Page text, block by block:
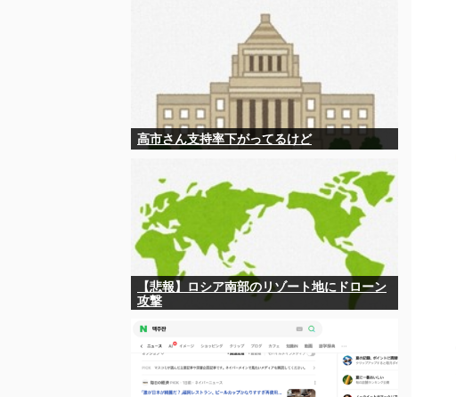
高市さん支持率下がってるけど
【悲報】ロシア南部のリゾート地にドローン
攻撃